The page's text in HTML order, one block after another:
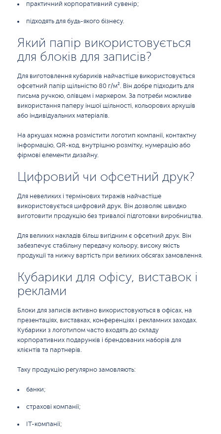
практичний корпоративний сувенір;
підходять для будь-якого бізнесу.
Який папір використовується
для блоків для записів?
Для виготовлення кубариків найчастіше використовується
офсетний папір щільністю 80 г/м². Він добре підходить для
письма ручкою, олівцем і маркером. За потреби можливе
використання паперу іншої щільності, кольорових аркушів
або індивідуальних матеріалів.
На аркушах можна розмістити логотип компанії, контактну
інформацію, QR-код, внутрішню розмітку, нумерацію або
фірмові елементи дизайну.
Цифровий чи офсетний друк?
Для невеликих і термінових тиражів найчастіше
використовується цифровий друк. Він дозволяє швидко
виготовити продукцію без тривалої підготовки виробництва.
Для великих накладів більш вигідним є офсетний друк. Він
забезпечує стабільну передачу кольору, високу якість
продукції та нижчу вартість при великих обсягах замовлення.
Кубарики для офісу, виставок і
реклами
Блоки для записів активно використовуються в офісах, на
презентаціях, виставках, конференціях і рекламних заходах.
Кубарики з логотипом часто входять до складу
корпоративних подарунків і брендованих наборів для
клієнтів та партнерів.
Таку продукцію регулярно замовляють:
банки;
страхові компанії;
IT-компанії;